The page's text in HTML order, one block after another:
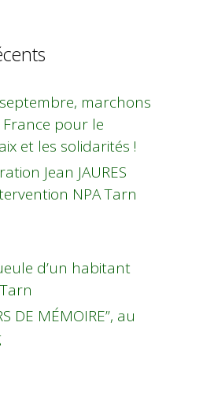
marchons
pour le
et les solidarités !
Jean JAURES
NPA Tarn
d’un habitant
DE MÉMOIRE”, au